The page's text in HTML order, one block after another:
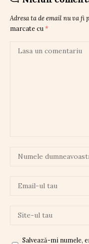
Adresa ta de email nu va fi
marcate cu *
Salvează-mi numele,